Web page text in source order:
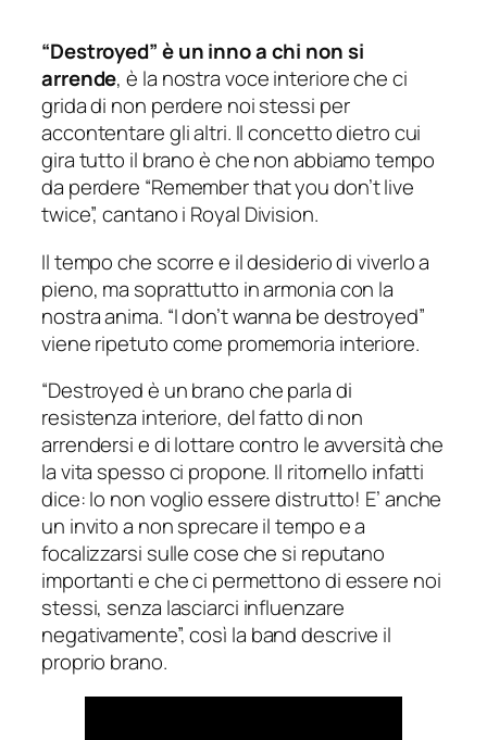
“Destroyed” è un inno a chi non si
arrende, è la nostra voce interiore che ci
grida di non perdere noi stessi per
accontentare gli altri. Il concetto dietro cui
gira tutto il brano è che non abbiamo tempo
da perdere “Remember that you don’t live
twice”, cantano i Royal Division.
Il tempo che scorre e il desiderio di viverlo a
pieno, ma soprattutto in armonia con la
nostra anima. “I don’t wanna be destroyed”
viene ripetuto come promemoria interiore.
“Destroyed è un brano che parla di
resistenza interiore, del fatto di non
arrendersi e di lottare contro le avversità che
la vita spesso ci propone. Il ritornello infatti
dice: Io non voglio essere distrutto! E’ anche
un invito a non sprecare il tempo e a
focalizzarsi sulle cose che si reputano
importanti e che ci permettono di essere noi
stessi, senza lasciarci influenzare
negativamente”,così la band descrive il
proprio brano.